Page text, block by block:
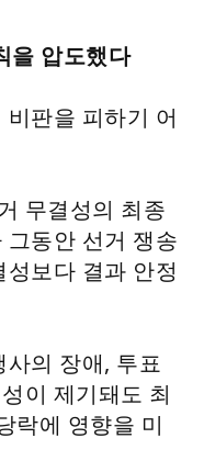
을 압도했다
판을 피하기 어
무결성의 최종
동안 선거 쟁송
보다 결과 안정
의 장애, 투표
이 제기돼도 최
락에 영향을 미